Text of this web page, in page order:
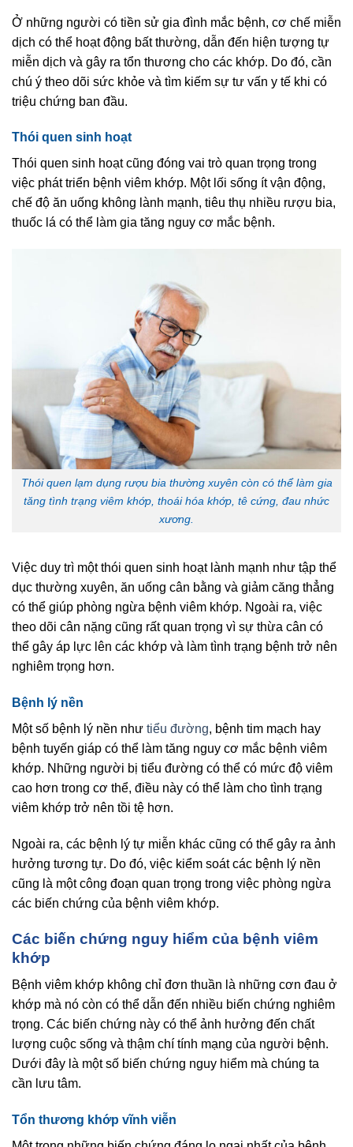
Ở những người có tiền sử gia đình mắc bệnh, cơ chế miễn
dịch có thể hoạt động bất thường, dẫn đến hiện tượng tự
miễn dịch và gây ra tổn thương cho các khớp. Do đó, cần
chú ý theo dõi sức khỏe và tìm kiếm sự tư vấn y tế khi có
triệu chứng ban đầu.
Thói quen sinh hoạt
Thói quen sinh hoạt cũng đóng vai trò quan trọng trong
việc phát triển bệnh viêm khớp. Một lối sống ít vận động,
chế độ ăn uống không lành mạnh, tiêu thụ nhiều rượu bia,
thuốc lá có thể làm gia tăng nguy cơ mắc bệnh.
Thói quen lạm dụng rượu bia thường xuyên còn có thể làm gia
tăng tình trạng viêm khớp, thoái hóa khớp, tê cứng, đau nhức
xương.
Việc duy trì một thói quen sinh hoạt lành mạnh như tập thể
dục thường xuyên, ăn uống cân bằng và giảm căng thẳng
có thể giúp phòng ngừa bệnh viêm khớp. Ngoài ra, việc
theo dõi cân nặng cũng rất quan trọng vì sự thừa cân có
thể gây áp lực lên các khớp và làm tình trạng bệnh trở nên
nghiêm trọng hơn.
Bệnh lý nền
Một số bệnh lý nền như tiểu đường, bệnh tim mạch hay
bệnh tuyến giáp có thể làm tăng nguy cơ mắc bệnh viêm
khớp. Những người bị tiểu đường có thể có mức độ viêm
cao hơn trong cơ thể, điều này có thể làm cho tình trạng
viêm khớp trở nên tồi tệ hơn.
Ngoài ra, các bệnh lý tự miễn khác cũng có thể gây ra ảnh
hưởng tương tự. Do đó, việc kiểm soát các bệnh lý nền
cũng là một công đoạn quan trọng trong việc phòng ngừa
các biến chứng của bệnh viêm khớp.
Các biến chứng nguy hiểm của bệnh viêm
khớp
Bệnh viêm khớp không chỉ đơn thuần là những cơn đau ở
khớp mà nó còn có thể dẫn đến nhiều biến chứng nghiêm
trọng. Các biến chứng này có thể ảnh hưởng đến chất
lượng cuộc sống và thậm chí tính mạng của người bệnh.
Dưới đây là một số biến chứng nguy hiểm mà chúng ta
cần lưu tâm.
Tổn thương khớp vĩnh viễn